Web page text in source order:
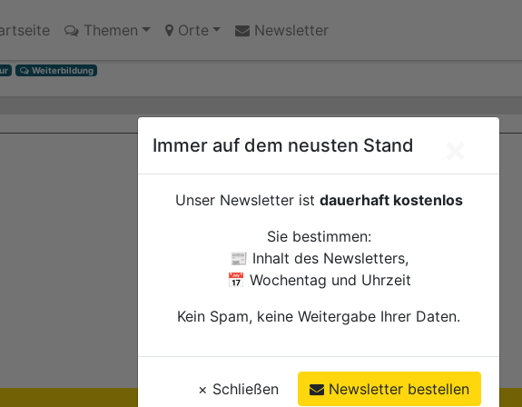
Themen Orte Newsletter
um Villa Buth: Erinnerungsort oder Abriss?
Weiterbildung
Ihre Anzeige hier?
Immer auf dem neusten Stand
Unser Newsletter ist dauerhaft kostenlos
Sie bestimmen:
📰 Inhalt des Newsletters,
📅 Wochentag und Uhrzeit
Kein Spam, keine Weitergabe Ihrer Daten.
× Schließen Newsletter bestellen